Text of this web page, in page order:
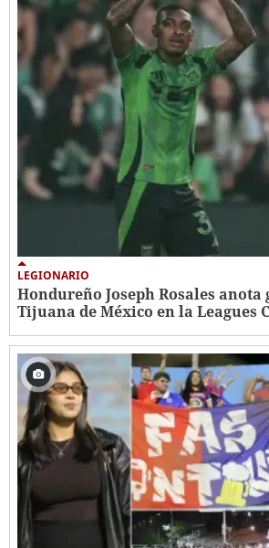
LEGIONARIO
Hondureño Joseph Rosales anota
Tijuana de México en la Leagues